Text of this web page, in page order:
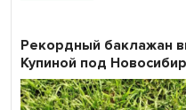
Рекордный баклажан
Купиной под